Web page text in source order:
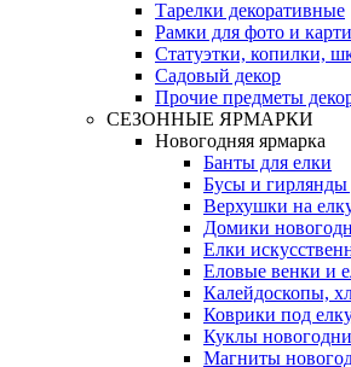
Тарелки декоративные
Рамки для фото и
Статуэтки, копилки,
Садовый декор
Прочие предметы
СЕЗОННЫЕ ЯРМАРКИ
Новогодняя ярмарка
Банты для елки
Бусы и гирлянды
Верхушки на
Домики
Елки
Еловые венки и
Калейдоскопы,
Коврики под
Куклы
Магниты